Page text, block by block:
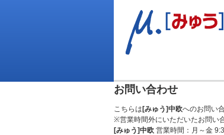
お問い合わせ
こちらは [みゅう]中欧へのお問い
※営業時間外にいただいたお問い
[みゅう]中欧 営業時間：月～金